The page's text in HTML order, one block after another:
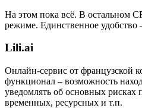
На этом пока всё. В остальном
режиме. Единственное удобство
Lili.ai
Онлайн-сервис от французской
функционал – возможность
уведомлять об основных рисках
временных, ресурсных и т.п.